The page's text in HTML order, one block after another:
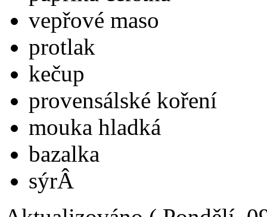
vepřové maso
protlak
kečup
provensálské koření
mouka hladká
bazalka
sýrÂ